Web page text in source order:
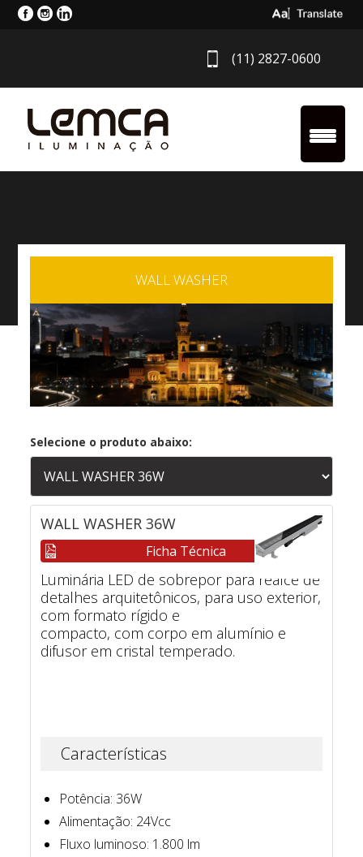
Select
(11) 2827-0600
WALL WASHER
Selecione o produto abaixo:
WALL WASHER 36W
Ficha Técnica
Luminária LED de sobrepor para realce de
detalhes arquitetônicos, para uso exterior,
com formato rígido e
compacto, com corpo em alumínio e
difusor em cristal temperado.
Características
Potência: 36W
Alimentação: 24Vcc
Fluxo luminoso: 1.800 lm